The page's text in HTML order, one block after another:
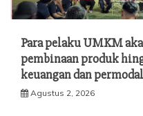
Para pelaku UMKM
pembinaan produk
keuangan dan
Agustus 2, 2026